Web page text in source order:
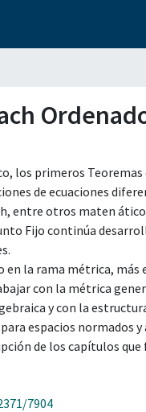
los primeros
de ecuaciones
entre otros maten
Fijo continúa
la rama métrica,
con la métrica
y con la
espacios normados
de los capítulos
7904